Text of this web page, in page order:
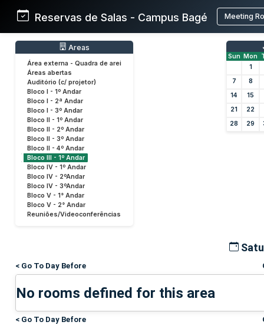
Reservas de Salas - Campus Bagé Meeting
Areas
Área externa - Quadra de arei
Áreas abertas
Auditório (c/ projetor)
Bloco I - 1º Andar
Bloco I - 2ª Andar
Bloco I - 3º Andar
Bloco II - 1º Andar
Bloco II - 2º Andar
Bloco II - 3º Andar
Bloco II - 4º Andar
Bloco III - 1º Andar
Bloco IV - 1º Andar
Bloco IV - 2ºAndar
Bloco IV - 3ºAndar
Bloco V - 1° Andar
Bloco V - 2° Andar
Reuniões/Videoconferências
Sun Mon
1
7
8
14
15
21
22
28
29
< Go To Day Before
No rooms defined for this area
< Go To Day Before